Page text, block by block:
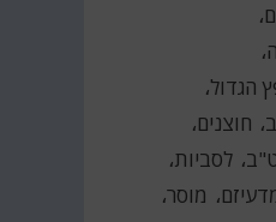
הגדול
חוצנים
לסביות
מוסר